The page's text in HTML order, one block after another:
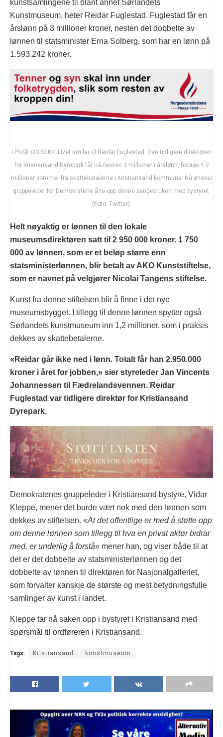
kunstsamlingene til blant annet Sørlandets
Kunstmuseum, heter Reidar Fuglestad. Fuglestad får en
årslønn på 3 millioner kroner, nesten det dobbelte av
lønnen til statsminister Erna Solberg, som har en lønn på
1.593.242 kroner.
I POSE OG SEKK: Livet smiler til Reidar Fuglestad. Den tidligere direktøren
for Kristiansand Dyrepark får nå nesten 3 millioner i årslønn, hvorav 1.2
millioner kommer fra skattebetalerne i Kristiansand kommune. Nå ønsker
gruppeleder for Demokratene å ta opp denne pengebruken med bystyret.
(Foto: Twitter).
Helt nøyaktig er lønnen til den lokale
museumsdirektøren satt til 2 950 000 kroner. 1 750
000 av lønnen, som er et beløp større enn
statsministerlønnen, blir betalt av AKO Kunststiftelse,
som er navnet på velgjører Nicolai Tangens stiftelse.
Kunst fra denne stiftelsen blir å finne i det nye
museumsbygget. I tillegg til denne lønnen spytter også
Sørlandets kunstmuseum inn 1,2 millioner, som i praksis
dekkes av skattebetalerne.
«Reidar går ikke ned i lønn. Totalt får han 2.950.000
kroner i året for jobben,» sier styreleder Jan Vincents
Johannessen til Fædrelandsvennen. Reidar
Fuglestad var tidligere direktør for Kristiansand
Dyrepark.
Demokratenes gruppeleder i Kristiansand bystyre, Vidar
Kleppe, mener det burde vært nok med den lønnen som
dekkes av stiftelsen. «At det offentlige er med å støtte opp
om denne lønnen som tillegg til hva en privat aktør bidrar
med, er underlig å forstå» mener han, og viser både til at
det er det dobbelte av statsministerlønnen og det
dobbelte av lønnen til direktøren for Nasjonalgalleriet,
som forvalter kanskje de største og mest betydningsfulle
samlinger av kunst i landet.
Kleppe tar nå saken opp i bystyret i Kristiansand med
spørsmål til ordføreren i Kristiansand.
Tags: Kristiansand kunstmuseum